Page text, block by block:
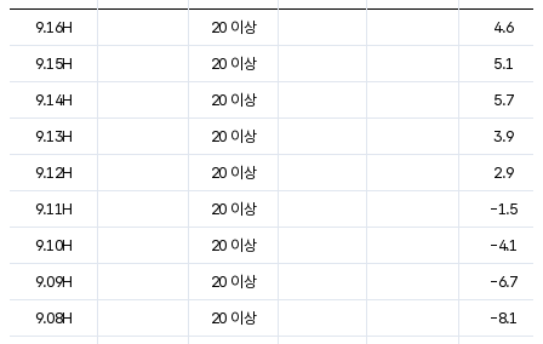
도시별 기상실황표로 지점, 날씨, 기온, 강수, 바람, 기압등을 안내한 표입
9.16H
20 이상
4.6
9.15H
20 이상
5.1
9.14H
20 이상
5.7
9.13H
20 이상
3.9
9.12H
20 이상
2.9
9.11H
20 이상
-1.5
9.10H
20 이상
-4.1
9.09H
20 이상
-6.7
9.08H
20 이상
-8.1